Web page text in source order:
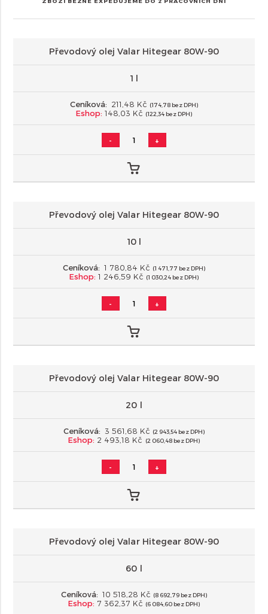
Převodový olej Valar Hitegear 80W-90
1 l
Ceníková: 211,48 Kč (174,78 bez DPH)
Eshop: 148,03 Kč (122,34 bez DPH)
- +
Převodový olej Valar Hitegear 80W-90
10 l
Ceníková: 1 780,84 Kč (1 471,77 bez DPH)
Eshop: 1 246,59 Kč (1 030,24 bez DPH)
- +
Převodový olej Valar Hitegear 80W-90
20 l
Ceníková: 3 561,68 Kč (2 943,54 bez DPH)
Eshop: 2 493,18 Kč (2 060,48 bez DPH)
- +
Převodový olej Valar Hitegear 80W-90
60 l
Ceníková: 10 518,28 Kč (8 692,79 bez DPH)
Eshop: 7 362,37 Kč (6 084,60 bez DPH)